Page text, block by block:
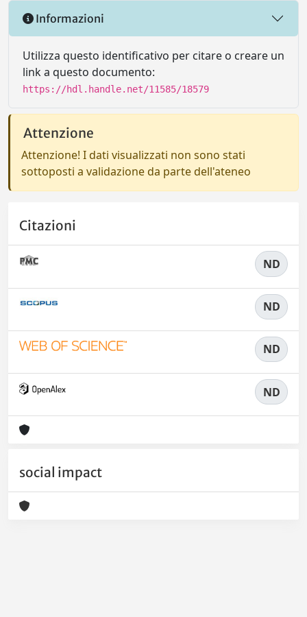
Informazioni
Utilizza questo identificativo per citare o creare un
link a questo documento:
https://hdl.handle.net/11585/18579
Attenzione
Attenzione! I dati visualizzati non sono stati
sottoposti a validazione da parte dell'ateneo
Citazioni
ND
ND
ND
ND
social impact